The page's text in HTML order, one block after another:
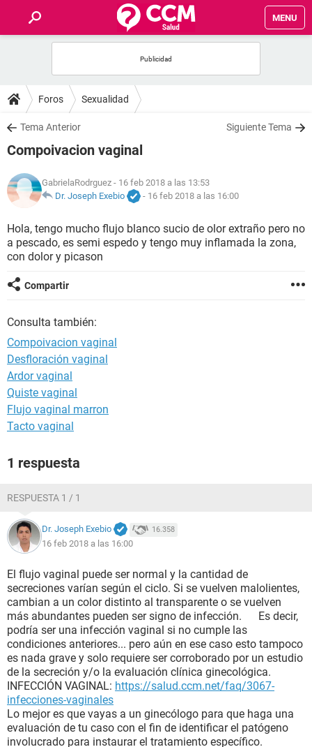
MENU
FOROS
SALUD
FAMILIA
NUTRICIÓN
BIENESTAR
Foros Sexualidad
Tema Anterior Siguiente Tema
Compoivacion vaginal
GabrielaRodrguez - 16 feb 2018 a las 13:53
Dr. Joseph Exebio
- 16 feb 2018 a las 16:00
Hola, tengo mucho flujo blanco sucio de olor extraño pero no
a pescado, es semi espedo y tengo muy inflamada la zona,
con dolor y picason
Compartir
Consulta también:
Compoivacion vaginal
Desfloración vaginal
Ardor vaginal
Quiste vaginal
Flujo vaginal marron
Tacto vaginal
1 respuesta
RESPUESTA 1 / 1
Dr. Joseph Exebio 16.358
16 feb 2018 a las 16:00
El flujo vaginal puede ser normal y la cantidad de
secreciones varían según el ciclo. Si se vuelven malolientes,
cambian a un color distinto al transparente o se vuelven
más abundantes pueden ser signo de infección. Es decir,
podría ser una infección vaginal si no cumple las
condiciones anteriores... pero aún en ese caso esto tampoco
es nada grave y solo requiere ser corroborado por un estudio
de la secreción y/o la evaluación clínica ginecológica.
INFECCIÓN VAGINAL: https://salud.ccm.net/faq/3067-
infecciones-vaginales
Lo mejor es que vayas a un ginecólogo para que haga una
evaluación de tu caso con el fin de identificar el patógeno
involucrado para instaurar el tratamiento específico.